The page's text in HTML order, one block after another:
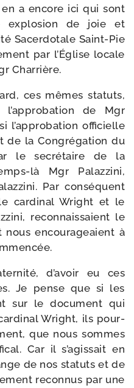
a encore ici qui sont
explo­sion de joie et
Sacerdotale Saint-​Pie
par l’Église locale
Charrière.
ces mêmes sta­tuts,
de Mgr
l’approbation offi­cielle
de la Congrégation du
le secré­taire de la
​là Mgr Palazzini,
Par consé­quent
car­di­nal Wright et le
recon­nais­saient le
encou­ra­geaient à
d’avoir eu ces
Je pense que si les
sur le docu­ment qui
Wright, ils pour­
que nous sommes
Car il s’agissait en
de nos sta­tuts et de
recon­nus par une